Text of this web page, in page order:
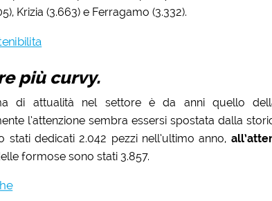
Krizia (3.663) e Ferragamo (3.332).
più curvy.
di attualità nel settore è da anni quello
l’attenzione sembra essersi spostata dalla
stati dedicati 2.042 pezzi nell’ultimo anno,
formose sono stati 3.857.